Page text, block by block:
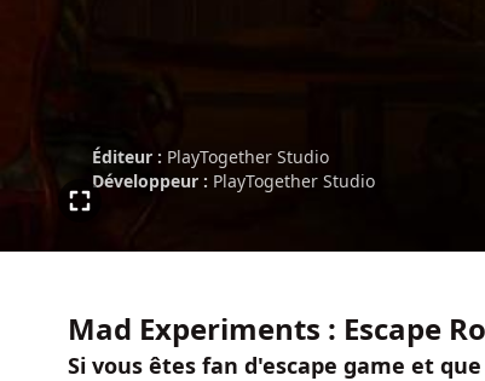
Éditeur : PlayTogether Studio
Développeur : PlayTogether Studio
Mad Experiments : Escape
Si vous êtes fan d'escape game et